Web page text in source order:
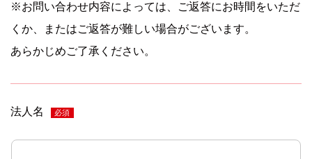
※お問い合わせ内容によっては、ご返答にお時間をいただ
くか、またはご返答が難しい場合がございます。
あらかじめご了承ください。
法人名 必須